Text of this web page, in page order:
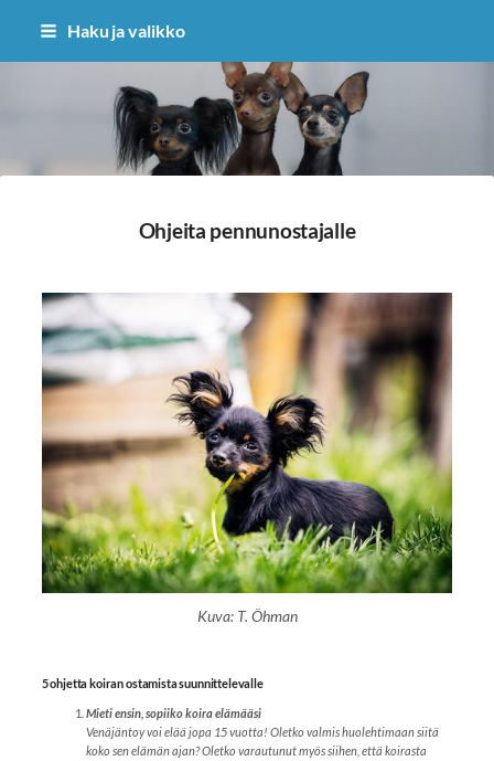
Haku ja valikko
Sivuston etusivulle
Ohjeita pennunostajalle
Kuva: T. Öhman
5 ohjetta koiran ostamista suunnittelevalle
Mieti ensin, sopiiko koira elämääsi
Venäjäntoy voi elää jopa 15 vuotta! Oletko valmis huolehtimaan siitä
koko sen elämän ajan? Oletko varautunut myös siihen, että koirasta